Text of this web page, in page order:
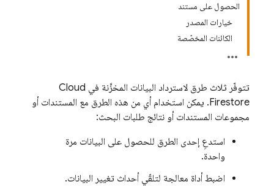
الحصول على مستند
خيارات المصدر
الكائنات المخصّصة
تتوفّر ثلاث طرق لاسترداد البيانات المخزَّنة في Cloud
Firestore. يمكن استخدام أي من هذه الطرق مع المستندات أو
مجموعات المستندات أو نتائج طلبات البحث:
استدعِ إحدى الطرق للحصول على البيانات مرة
واحدة.
اضبط أداة معالجة لتلقّي أحداث تغيير البيانات.